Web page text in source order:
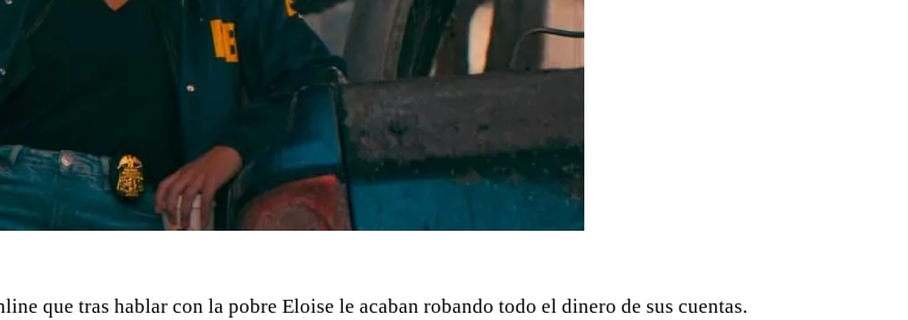
que tras hablar con la pobre Eloise le acaban robando todo el dinero de sus cuentas.